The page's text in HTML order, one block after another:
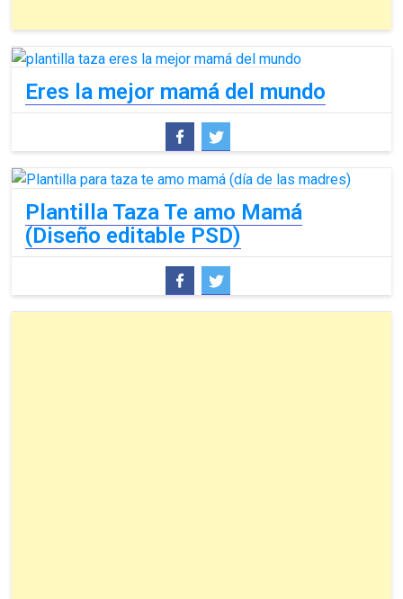
Eres la mejor mamá del mundo
Plantilla Taza Te amo Mamá
(Diseño editable PSD)